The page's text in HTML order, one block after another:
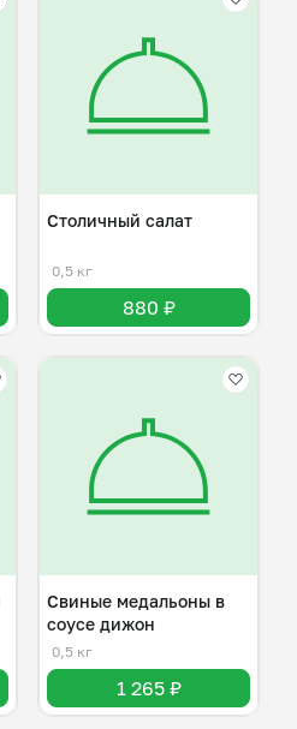
Столичный салат
0,5 кг
880 ₽
Свиные медальоны в
соусе дижон
0,5 кг
1 265 ₽